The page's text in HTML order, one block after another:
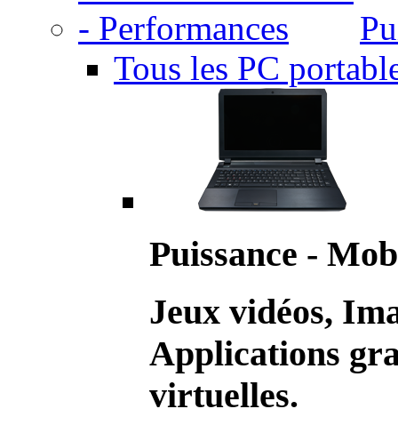
Tous les PC
Puissance -
Jeux vidéos,
Applications
virtuelles.